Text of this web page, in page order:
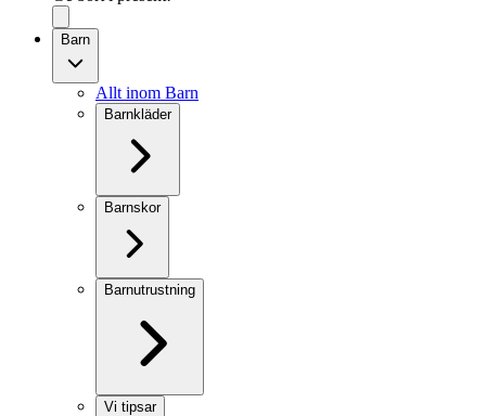
Barn
Allt inom Barn
Barnkläder
Barnskor
Barnutrustning
Vi tipsar